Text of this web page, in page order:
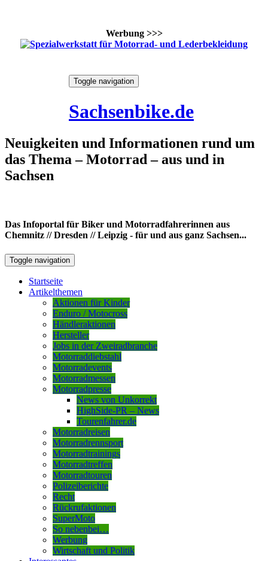
Werbung >>>
Toggle navigation
Sachsenbike.de
Neuigkeiten und Informationen rund um
das Thema – Motorrad – aus und in
Sachsen
Das Infoportal für Biker und Motorradfahrerinnen aus
Chemnitz // Dresden // Leipzig - für und aus ganz Sachsen...
Toggle navigation
Startseite
Artikelthemen
Aktionen für Kinder
Enduro / Motocross
Händleraktionen
Hersteller
Jobs in der Zweiradbranche
Motorraddiebstahl
Motorradevents
Motorradmessen
Motorradpresse
News von Unkorrekt
HighSide-PR – News
Tourenfahrer.de
Motorradreisen
Motorradrennsport
Motorradtrainings
Motorradtreffen
Motorradtouren
Polizeiberichte
Recht
Rückrufaktionen
SuperMoto
So nebenbei…
Werbung
Wirtschaft und Politik